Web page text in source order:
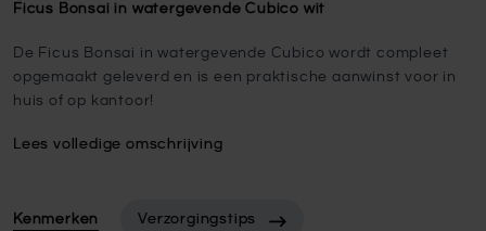
Ficus Bonsai in watergevende Cubico wit
De Ficus Bonsai in watergevende Cubico wordt compleet
opgemaakt geleverd en is een praktische aanwinst voor in
huis of op kantoor!
Lees volledige omschrijving
Kenmerken Verzorgingstips